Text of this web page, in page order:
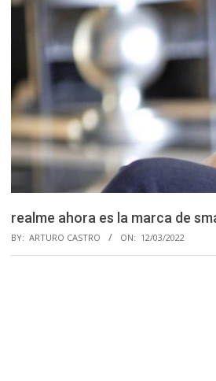
realme ahora es la marca de
BY: ARTURO CASTRO ON: 12/03/2022